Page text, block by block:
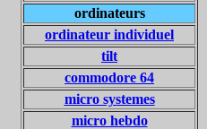
ordinateurs
ordinateur individuel
tilt
commodore 64
micro systemes
micro hebdo